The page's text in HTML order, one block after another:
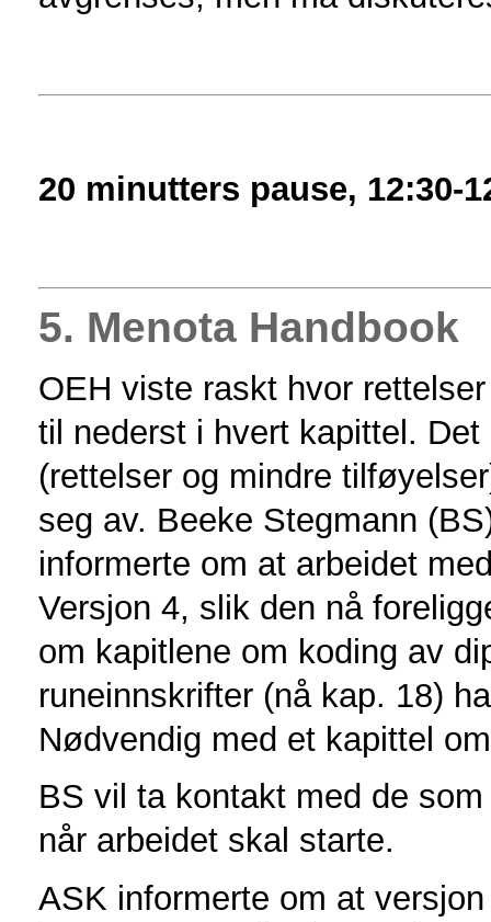
20 minutters pause, 12:30-
5. Menota Handbook
OEH viste raskt hvor
til nederst i hvert kapittel.
(rettelser og mindre
seg av. Beeke Stegmann
informerte om at arbeidet
Versjon 4, slik den nå
om kapitlene om koding av
runeinnskrifter (nå kap. 18)
Nødvendig med et kapittel
BS vil ta kontakt med de
når arbeidet skal starte.
ASK informerte om at